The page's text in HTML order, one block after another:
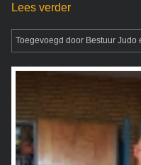
Lees verder
Toegevoegd door Bestuur Judo